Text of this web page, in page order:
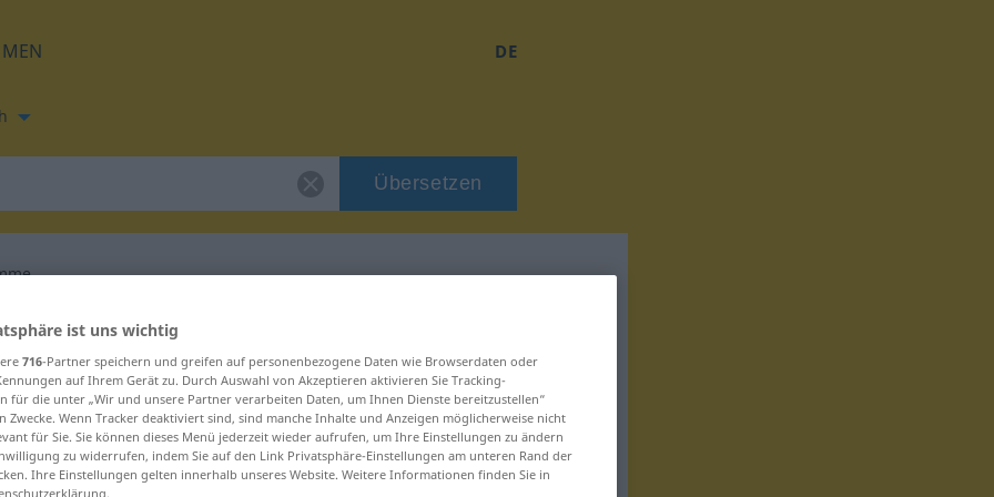
DE
Übersetzen
für "hologramme"
ist uns wichtig
716-Partner speichern und greifen auf personenbezogene Daten wie Browserdaten oder
auf Ihrem Gerät zu. Durch Auswahl von Akzeptieren aktivieren Sie Tracking-
für die unter „Wir und unsere Partner verarbeiten Daten, um Ihnen Dienste bereitzustellen“
Zwecke. Wenn Tracker deaktiviert sind, sind manche Inhalte und Anzeigen möglicherweise nicht
für Sie. Sie können dieses Menü jederzeit wieder aufrufen, um Ihre Einstellungen zu ändern
zu widerrufen, indem Sie auf den Link Privatsphäre-Einstellungen am unteren Rand der
Ihre Einstellungen gelten innerhalb unseres Website. Weitere Informationen finden Sie in